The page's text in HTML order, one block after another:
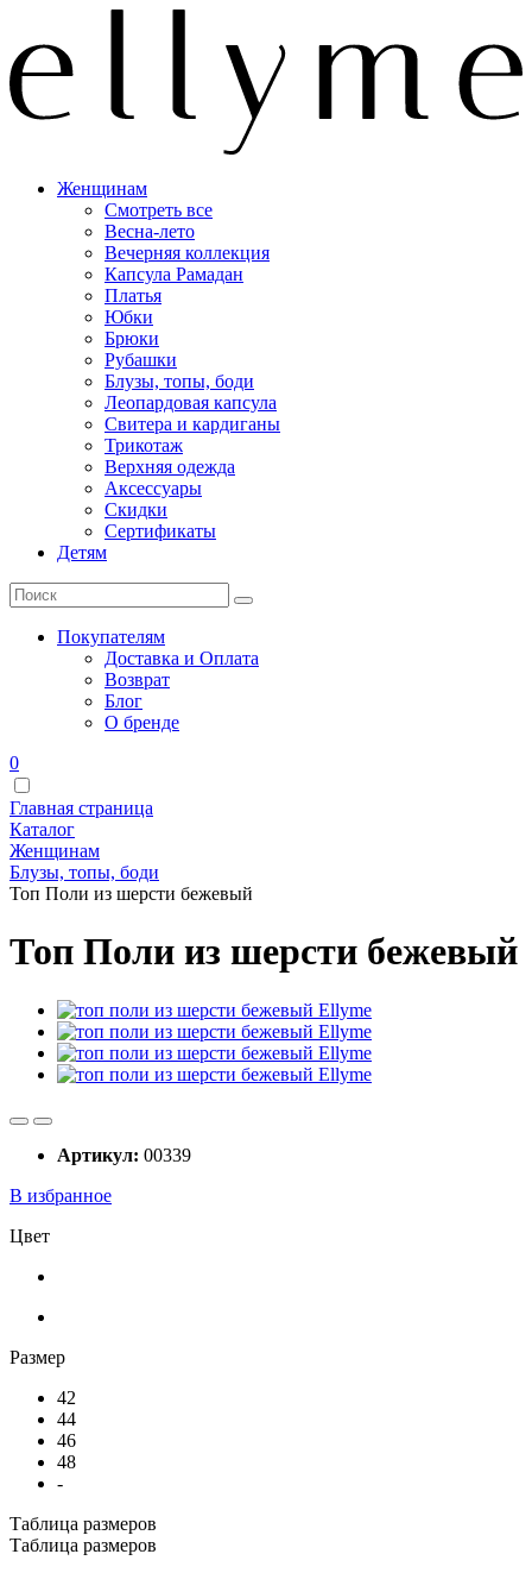
Женщинам
Смотреть все
Весна-лето
Вечерняя коллекция
Капсула Рамадан
Платья
Юбки
Брюки
Рубашки
Блузы, топы, боди
Леопардовая капсула
Свитера и кардиганы
Трикотаж
Верхняя одежда
Аксессуары
Скидки
Сертификаты
Детям
Покупателям
Доставка и Оплата
Возврат
Блог
О бренде
0
Главная страница
Каталог
Женщинам
Блузы, топы, боди
Топ Поли из шерсти бежевый
Топ Поли из шерсти бежевый
Артикул: 00339
В избранное
Цвет
Размер
42
44
46
48
-
Таблица размеров
Таблица размеров